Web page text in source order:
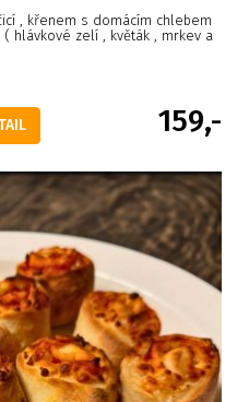
, křenem s domácím chlebem
hlávkové zelí , květák , mrkev a
159,-